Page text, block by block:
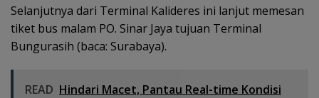
Selanjutnya dari Terminal Kalideres ini lanjut memesan
tiket bus malam PO. Sinar Jaya tujuan Terminal
Bungurasih (baca: Surabaya).
READ Hindari Macet, Pantau Real-time Kondisi